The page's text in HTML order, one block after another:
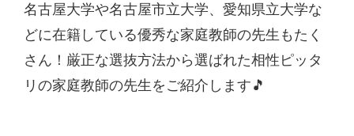
名古屋大学や名古屋市立大学、愛知県立大学な
どに在籍している優秀な家庭教師の先生もたく
さん！厳正な選抜方法から選ばれた相性ピッタ
リの家庭教師の先生をご紹介します🎵